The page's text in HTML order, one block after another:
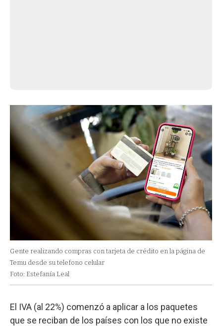
Gente realizando compras con tarjeta de crédito en la página de
Temu desde su telefono celular
Foto: Estefanía Leal
El IVA (al 22%) comenzó a aplicar a los paquetes
que se reciban de los países con los que no existe